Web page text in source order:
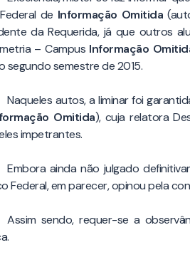
de Informação Omitida
da Requerida, já que outros
– Campus Informação
segundo semestre de 2015.
Naqueles autos, a liminar foi
Omitida), cuja relatora
impetrantes.
Embora ainda não julgado
Federal, em parecer, opinou pela
Assim sendo, requer-se a